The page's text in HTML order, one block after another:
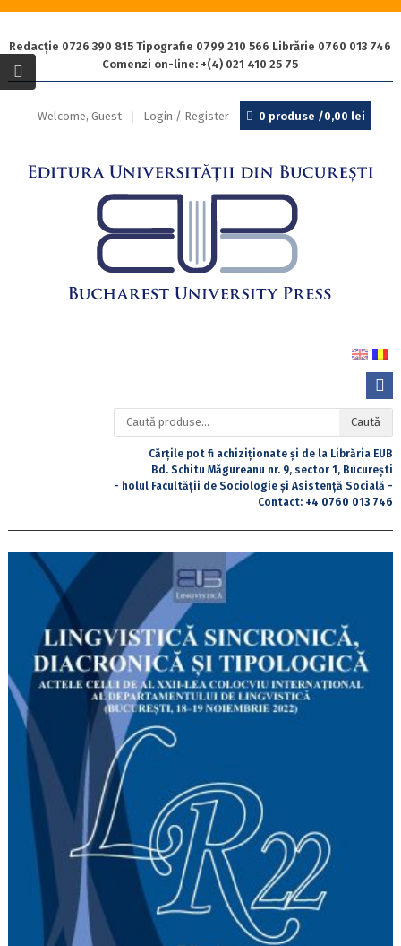
Redacție 0726 390 815 Tipografie 0799 210 566 Librărie 0760 013 746
Comenzi on-line: +(4) 021 410 25 75
Welcome, Guest Login / Register 0 produse /0,00 lei
Caută
după:
Caută
Cărțile pot fi achiziționate și de la Librăria EUB
Bd. Schitu Măgureanu nr. 9, sector 1, București
- holul Facultății de Sociologie și Asistență Socială -
Contact: +4 0760 013 746